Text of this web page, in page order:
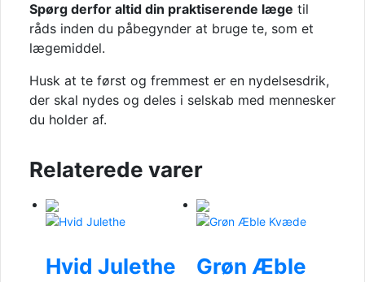
Spørg derfor altid din praktiserende læge til
råds inden du påbegynder at bruge te, som et
lægemiddel.
Husk at te først og fremmest er en nydelsesdrik,
der skal nydes og deles i selskab med mennesker
du holder af.
Relaterede varer
Hvid Julethe
Grøn Æble